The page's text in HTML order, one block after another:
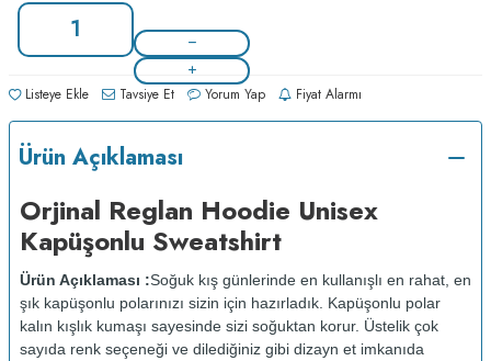
Listeye Ekle Tavsiye Et Yorum Yap Fiyat Alarmı
Ürün Açıklaması
Orjinal Reglan Hoodie Unisex
Kapüşonlu Sweatshirt
Ürün Açıklaması :Soğuk kış günlerinde en kullanışlı en rahat, en
şık kapüşonlu polarınızı sizin için hazırladık. Kapüşonlu polar
kalın kışlık kumaşı sayesinde sizi soğuktan korur. Üstelik çok
sayıda renk seçeneği ve dilediğiniz gibi dizayn et imkanıda